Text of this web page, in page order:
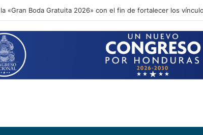
de ayuda humanitaria de Copeco en Alianza